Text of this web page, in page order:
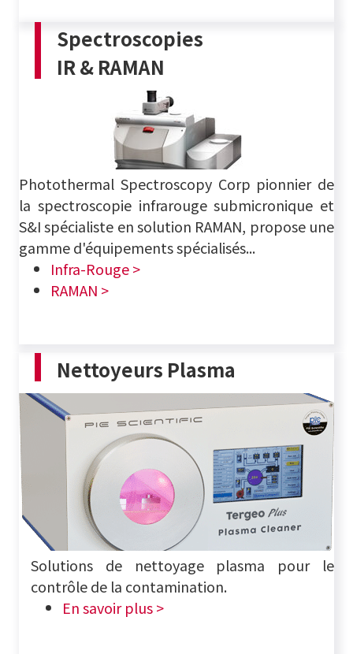
Spectroscopies
IR & RAMAN
Photothermal Spectroscopy Corp pionnier de
la spectroscopie infrarouge submicronique et
S&I spécialiste en solution RAMAN, propose une
gamme d'équipements spécialisés...
Infra-Rouge >
RAMAN >
Nettoyeurs Plasma
Solutions de nettoyage plasma pour le
contrôle de la contamination.
En savoir plus >